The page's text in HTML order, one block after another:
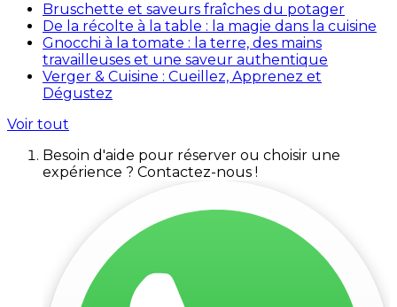
Bruschette et saveurs fraîches du potager
De la récolte à la table : la magie dans la cuisine
Gnocchi à la tomate : la terre, des mains
travailleuses et une saveur authentique
Verger & Cuisine : Cueillez, Apprenez et
Dégustez
Voir tout
Besoin d'aide pour réserver ou choisir une
expérience ? Contactez-nous !